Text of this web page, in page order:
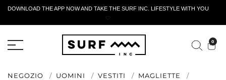
DOWNLOAD THE APP NOW AND TAKE THE SURF INC. LIFESTYLE WITH YOU
🤍
0
NEGOZIO UOMINI VESTITI
MAGLIETTE
MODULO DI RESTITUZIONE ATTIVO